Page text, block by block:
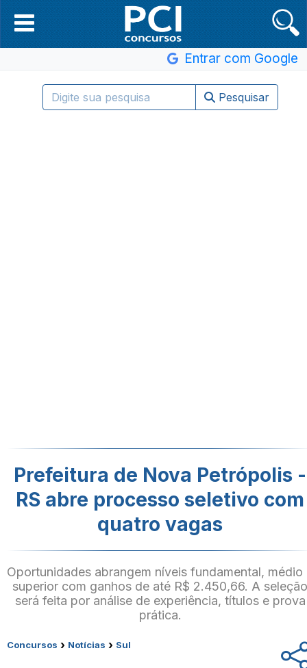
Entrar com Google
Pesquisar
Prefeitura de Nova Petrópolis -
RS abre processo seletivo com
quatro vagas
Oportunidades abrangem níveis fundamental, médio
superior com ganhos de até R$ 2.450,66. A
será feita por análise de experiência, títulos e prova
prática.
Concursos › Notícias › Sul